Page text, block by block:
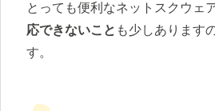
とっても便利なネットスクウェ
応できないこと も少しあります
す。